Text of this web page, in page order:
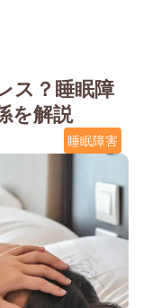
ス？睡眠障
を解説
睡眠障害